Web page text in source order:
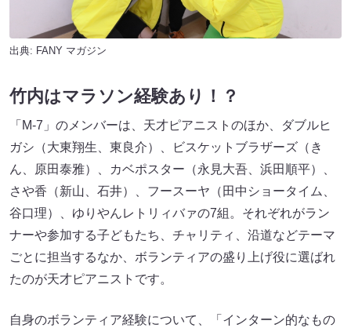
出典: FANY マガジン
竹内はマラソン経験あり！？
「M-7」のメンバーは、天才ピアニストのほか、ダブルヒ
ガシ（大東翔生、東良介）、ビスケットブラザーズ（き
ん、原田泰雅）、カベポスター（永見大吾、浜田順平）、
さや香（新山、石井）、フースーヤ（田中ショータイム、
谷口理）、ゆりやんレトリィバァの7組。それぞれがラン
ナーや参加する子どもたち、チャリティ、沿道などテーマ
ごとに担当するなか、ボランティアの盛り上げ役に選ばれ
たのが天才ピアニストです。
自身のボランティア経験について、「インターン的なもの